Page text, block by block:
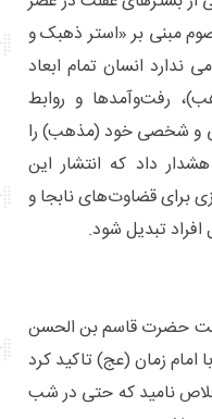
مبنی بر «استر ذهبک و
ندارد انسان تمام ابعاد
رفت‌وآمدها و روابط
و شخصی خود (مذهب) را
داد که انتشار این
برای قضاوت‌های نابجا و
تبدیل شود.
حضرت قاسم بن الحسن
زمان (عج) تاکید کرد
نامید که حتی در شب